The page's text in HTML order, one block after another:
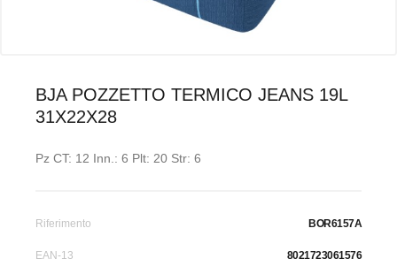
BJA POZZETTO TERMICO JEANS 19L
31X22X28
Pz CT: 12 Inn.: 6 Plt: 20 Str: 6
Riferimento BOR6157A
EAN-13 8021723061576